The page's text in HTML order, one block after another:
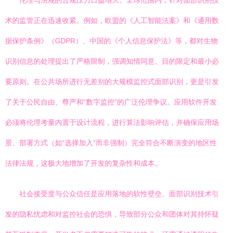
术的监管正在迅速收紧。例如，欧盟的《人工智能法案》和《通用数
据保护条例》（GDPR）、中国的《个人信息保护法》等，都对生物
识别信息的处理提出了严格限制，强调知情同意、目的限定和最小必
要原则。在公共场所进行无差别的大规模监控式面部识别，更是引发
了关于公民自由、尊严和“数字监控”的广泛伦理争议。应用软件开发
必须将伦理考量内置于设计流程，进行算法影响评估，并确保应用场
景、部署方式（如“选择加入”而非强制）完全符合不断演变的地区性
法律法规，这极大地增加了开发的复杂性和成本。
社会接受度与公众信任是应用落地的软性壁垒。面部识别技术引
发的隐私忧虑和对监控社会的恐惧，导致部分公众和团体对其持怀疑